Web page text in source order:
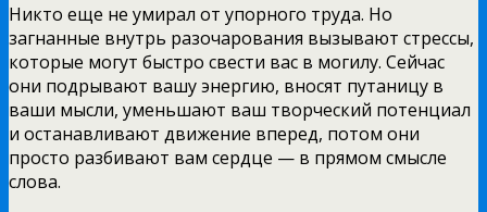
Никто еще не умирал от упорного труда. Но
загнанные внутрь разочарования вызывают стрессы,
которые могут быстро свести вас в могилу. Сейчас
они подрывают вашу энергию, вносят путаницу в
ваши мысли, уменьшают ваш творческий потенциал
и останавливают движение вперед, потом они
просто разбивают вам сердце — в прямом смысле
слова.